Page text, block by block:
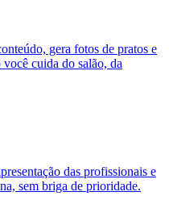
gera fotos de pratos e
cuida do salão, da
das profissionais e
sem briga de prioridade.